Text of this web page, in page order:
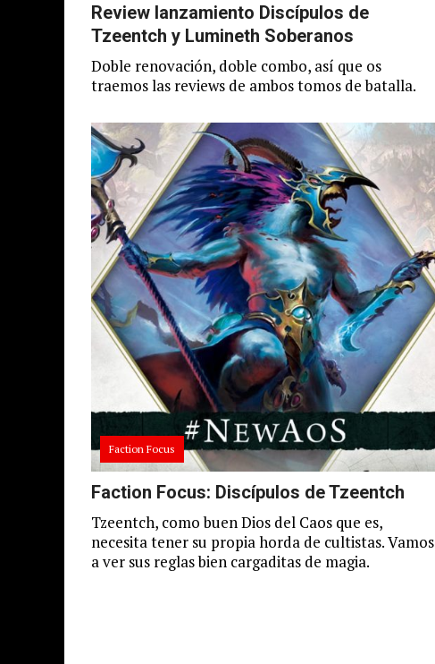
Review lanzamiento Discípulos de
Tzeentch y Lumineth Soberanos
Doble renovación, doble combo, así que os
traemos las reviews de ambos tomos de batalla.
Faction Focus
Faction Focus: Discípulos de Tzeentch
Tzeentch, como buen Dios del Caos que es,
necesita tener su propia horda de cultistas. Vamos
a ver sus reglas bien cargaditas de magia.